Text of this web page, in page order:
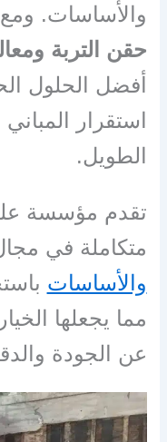
والأساسات.
حقن التربة
أفضل الحلول
استقرار
الطويل.
تقدم مؤسسة
متكاملة في
والأساسات
مما يجعلها
عن الجودة